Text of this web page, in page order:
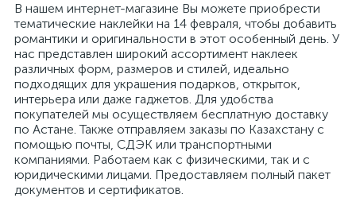
В нашем интернет-магазине Вы можете приобрести
тематические наклейки на 14 февраля, чтобы добавить
романтики и оригинальности в этот особенный день. У
нас представлен широкий ассортимент наклеек
различных форм, размеров и стилей, идеально
подходящих для украшения подарков, открыток,
интерьера или даже гаджетов. Для удобства
покупателей мы осуществляем бесплатную доставку
по Астане. Также отправляем заказы по Казахстану с
помощью почты, СДЭК или транспортными
компаниями. Работаем как с физическими, так и с
юридическими лицами. Предоставляем полный пакет
документов и сертификатов.